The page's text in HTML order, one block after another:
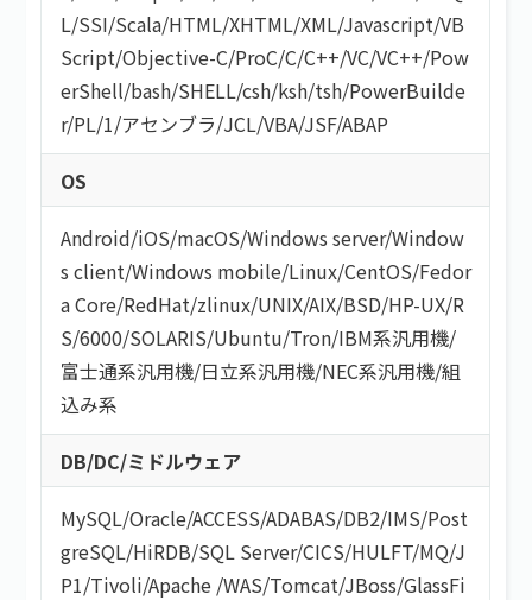
L/SSI/Scala/HTML/XHTML/XML/Javascript/VB
Script/Objective-C/ProC/C/C++/VC/VC++/Pow
erShell/bash/SHELL/csh/ksh/tsh/PowerBuilde
r/PL/1/アセンブラ/JCL/VBA/JSF/ABAP
OS
Android/iOS/macOS/Windows server/Window
s client/Windows mobile/Linux/CentOS/Fedor
a Core/RedHat/zlinux/UNIX/AIX/BSD/HP-UX/R
S/6000/SOLARIS/Ubuntu/Tron/IBM系汎用機/
富士通系汎用機/日立系汎用機/NEC系汎用機/組
込み系
DB/DC/ミドルウェア
MySQL/Oracle/ACCESS/ADABAS/DB2/IMS/Post
greSQL/HiRDB/SQL Server/CICS/HULFT/MQ/J
P1/Tivoli/Apache /WAS/Tomcat/JBoss/GlassFi